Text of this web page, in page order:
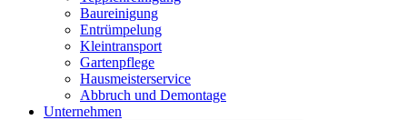
Baureinigung
Entrümpelung
Kleintransport
Gartenpflege
Hausmeisterservice
Abbruch und Demontage
Unternehmen